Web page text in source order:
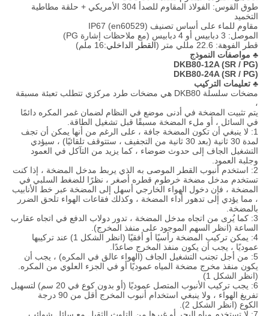
طوق القوس: الفولاذ المقاوم للصدأ 304 الأمريكي + حلقة مطاطية
التخميد
مقاوم للماء على أساس تصنيف IP67 (en60529)
الموصل: 3 دبابيس أو 4 دبابيس (مع ملاحظات إشارة PG)
قطر الفوهة: 22.6 مللي متر (
القطر الداخلي:16 ملم)
♣ مواصفات النموذج
DKB80-12A (SR / PG)
DKB80-24A (SR / PG)
♣ تعليمات التركيب
مضخات سلسلة DKB80 هي مضخات طرد مركزي تتطلب تعبئة مسبقة
،
يتم تثبيت المضخة في أدنى موضع في النظام لضمان غمر المكره دائمًا
في السائل ، أو ملء المضخة مسبقًا قبل تشغيل الطاقة.
1: لا ينبغي أن تكون المضخة جافة ، على الرغم من أنها يمكن أن تجف
لمدة 30 ثانية (بعد 30 ثانية من التجفيف ، ستتوقف تلقائيًا) ، سيؤدي
التشغيل الجاف إلى حدوث ضوضاء ، كما يزيد من التآكل في العمود
وجلبة العمود.
2: استخدم أنبوب القطر الموصى به الذي يربط مدخل المضخة ، إذا كنت
تستخدم مدخل مضخة خرطوم قطره أصغر ، نظرًا للضغط السلبي في
المضخة ، فإن دخول الهواء الخارجي أسهل إلى المضخة عبر خط الأنابيب
، مما يؤدي إلى تدهور أداء المضخة ، وكذلك فقاعات الهواء تلحق الضرر
بالمضخة.
3: كما يُرى من اتجاه مدخل المضخة ، تدور دولاب الدفع في اتجاه عقارب
الساعة (انظر السهم الموجود على منفذ المخرج).
4: يمكن تركيب المضخة رأسيًا أو أفقيًا (انظر الشكل 1) عند تركيبها
عموديًا ، يجب أن يكون منفذ المخرج صاعدًا.
5: من أجل تجنب التشغيل الجاف (الهواء عالق في المكره) ، يجب أن
يكون منفذ مخرج مضخة المياه عموديًا أو في الجزء العلوي من المكره.
(انظر الشكل 1)
6: يجب تركيب الأنبوب المتصل عموديًا (أو بدون كوع في 20 سم) لتسهيل
تفريغ الهواء ، ولا ينبغي استخدام أنبوب المخرج أقل من 90 درجة
الكوع (انظر الشكل 2).